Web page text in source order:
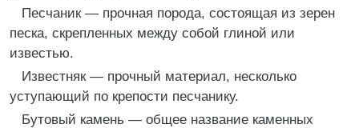
Песчаник — прочная порода, состоящая из зерен
песка, скрепленных между собой глиной или
известью.
Известняк — прочный материал, несколько
уступающий по крепости песчанику.
Бутовый камень — общее название каменных